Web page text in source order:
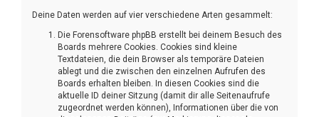
Deine Daten werden auf vier verschiedene Arten gesammelt:
Die Forensoftware phpBB erstellt bei deinem Besuch des
Boards mehrere Cookies. Cookies sind kleine
Textdateien, die dein Browser als temporäre Dateien
ablegt und die zwischen den einzelnen Aufrufen des
Boards erhalten bleiben. In diesen Cookies sind die
aktuelle ID deiner Sitzung (damit dir alle Seitenaufrufe
zugeordnet werden können), Informationen über die von